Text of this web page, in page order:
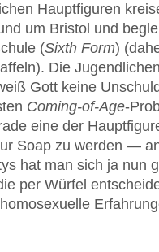
Hauptfiguren
um Bristol und
(Sixth Form)
Die
Gott keine
Coming-of-Age-
eine der
Soap zu werden —
hat man sich ja nun
per Würfel